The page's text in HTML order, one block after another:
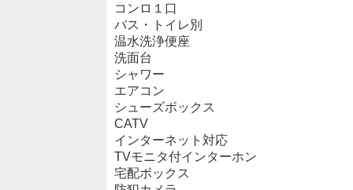
コンロ１口
バス・トイレ別
温水洗浄便座
洗面台
シャワー
エアコン
シューズボックス
CATV
インターネット対応
TVモニタ付インターホン
宅配ボックス